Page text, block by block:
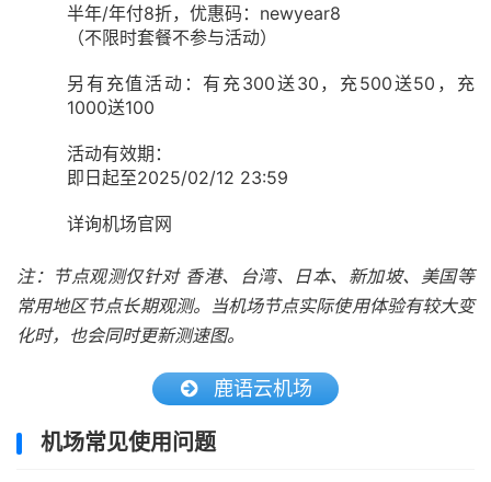
半年/年付8折，优惠码：newyear8
（不限时套餐不参与活动）
另有充值活动：有充300送30，充500送50，充
1000送100
活动有效期：
即日起至2025/02/12 23:59
详询机场官网
注：节点观测仅针对 香港、台湾、日本、新加坡、美国等
常用地区节点长期观测。当机场节点实际使用体验有较大变
化时，也会同时更新测速图。
鹿语云机场
机场常见使用问题